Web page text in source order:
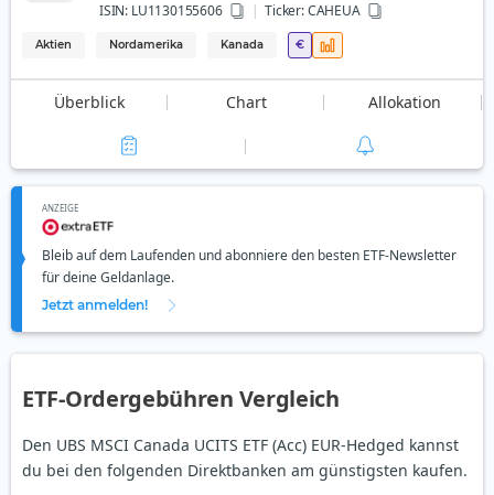
ISIN: LU1130155606 Ticker:CAHEUA
Aktien Nordamerika Kanada €
Überblick Chart Allokation
ANZEIGE
Bleib auf dem Laufenden und abonniere den besten ETF-Newsletter
für deine Geldanlage.
Jetzt anmelden!
ETF-Ordergebühren Vergleich
Den UBS MSCI Canada UCITS ETF (Acc) EUR-Hedged kannst
du bei den folgenden Direktbanken am günstigsten kaufen.